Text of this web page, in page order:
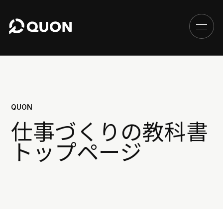
QUON
仕事づくりの教科書
トップページ